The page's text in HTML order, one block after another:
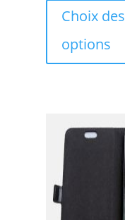
Choix des
options